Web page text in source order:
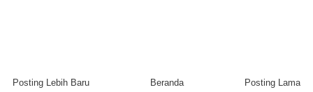
Posting Lebih Baru Posting Lama
Beranda